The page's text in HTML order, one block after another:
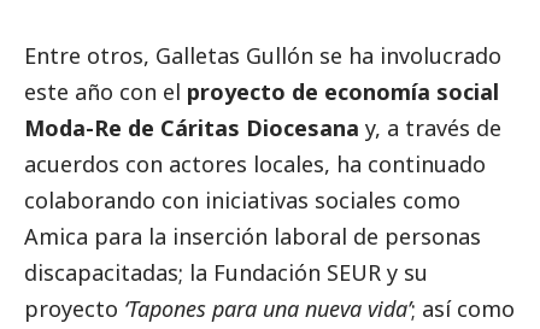
Entre otros, Galletas Gullón se ha involucrado
este año con el proyecto de economía social
Moda-Re de Cáritas Diocesana y, a través de
acuerdos con actores locales, ha continuado
colaborando con iniciativas sociales como
Amica para la inserción laboral de personas
discapacitadas; la Fundación SEUR y su
proyecto ‘Tapones para una nueva vida’; así como